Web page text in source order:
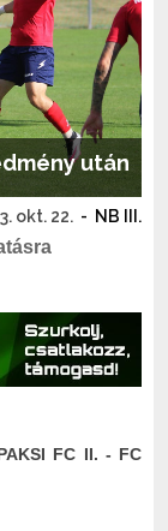
után
okt. 22. - NB III.
FC II. - FC